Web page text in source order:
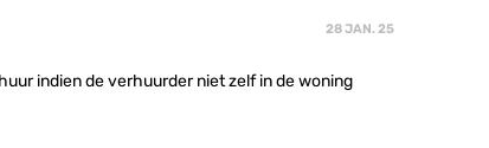
28 JAN. 25
indien de verhuurder niet zelf in de woning